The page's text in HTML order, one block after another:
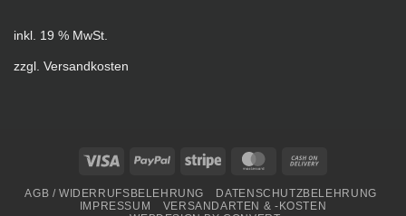
inkl. 19 % MwSt.
zzgl. Versandkosten
Visa PayPal Stripe MasterCard
Delivery
AGB / WIDERRUFSBELEHRUNG
DATENSCHUTZBELEHRUNG
IMPRESSUM
VERSANDARTEN & -KOSTEN